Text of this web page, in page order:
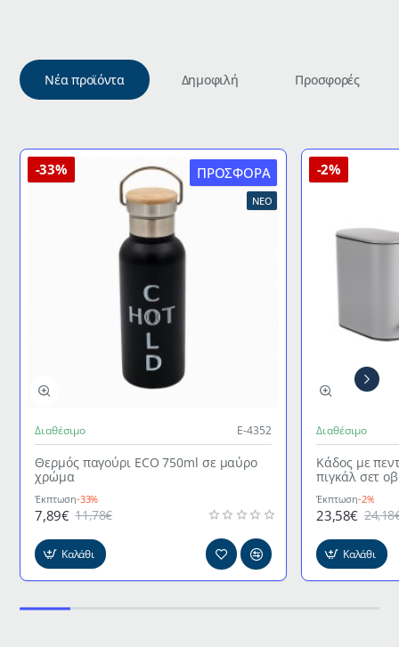
Νέα προϊόντα Δημοφιλή Προσφορές
ΠΡΟΣΦΟΡΆ
ΝΈΟ
-33%
Διαθέσιμο Ε-4352
Θερμός παγούρι ECO 750ml σε μαύρο
χρώμα
Έκπτωση-33%
7,89€ 11,78€
Καλάθι
-2%
Διαθέσιμο
Κάδος με
πιγκάλ σετ
Έκπτωση-2%
23,58€
Καλάθι